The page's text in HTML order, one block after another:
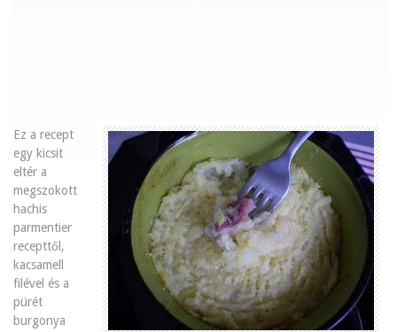
Ez a recept
egy kicsit
eltér a
megszokott
hachis
parmentier
recepttől,
kacsamell
filével és a
pürét
burgonya